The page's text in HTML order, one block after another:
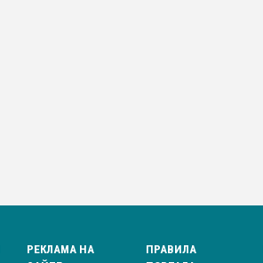
РЕКЛАМА НА
ПРАВИЛА